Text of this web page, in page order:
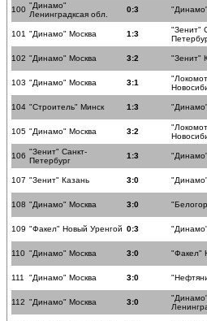
100 "Динамо"
Ленинградксая обл.
0:3
101 "Динамо" Москва 1:3
"Зенит"
102 "Динамо" Москва 3:2 "Зенит"
103 "Динамо" Москва 3:1
104 "Строитель" Минск 1:3
105 "Динамо" Москва 3:2
106 "Зенит" Санкт-
Петербург
1:3
107 "Зенит" Казань 3:0
108 "Динамо" Москва 3:0
109 "Факел" Новый Уренгой 0:3
110 "Динамо" Москва 3:0 "Факел"
111 "Динамо" Москва 3:0
112 "Динамо" Москва 3:0
"Динамо"